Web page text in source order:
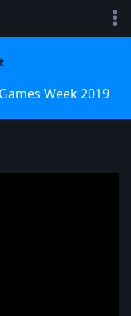
Week 2019